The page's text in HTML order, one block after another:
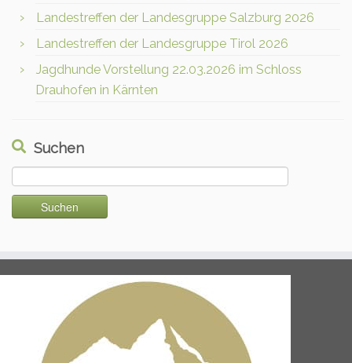
Landestreffen der Landesgruppe Salzburg 2026
Landestreffen der Landesgruppe Tirol 2026
Jagdhunde Vorstellung 22.03.2026 im Schloss
Drauhofen in Kärnten
Suchen